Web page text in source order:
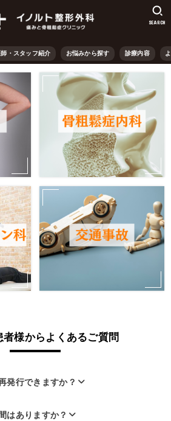
師・スタッフ紹介 お悩みから探す 診療内容
SEARCH
者様からよくあるご質問
発行できますか？
はありますか？